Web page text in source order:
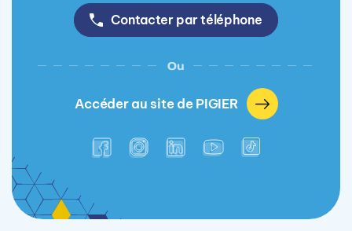
Contacter par téléphone
Ou
Accéder au site de PIGIER